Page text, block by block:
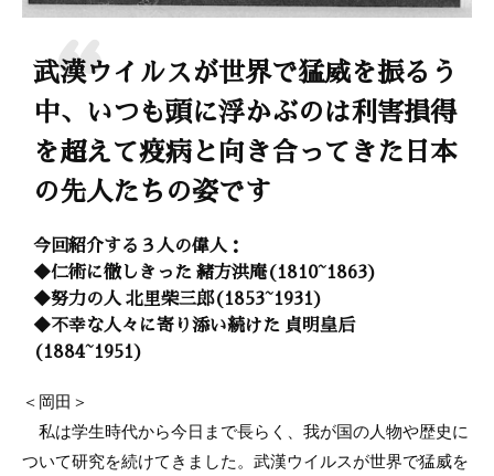
武漢ウイルスが世界で猛威を振るう
中、いつも頭に浮かぶのは利害損得
を超えて疫病と向き合ってきた日本
の先人たちの姿です
今回紹介する３人の偉人：
◆仁術に徹しきった 緒方洪庵(1810~1863)
◆努力の人 北里柴三郎(1853~1931)
◆不幸な人々に寄り添い続けた 貞明皇后
(1884~1951)
＜岡田＞
私は学生時代から今日まで長らく、我が国の人物や歴史に
ついて研究を続けてきました。武漢ウイルスが世界で猛威を